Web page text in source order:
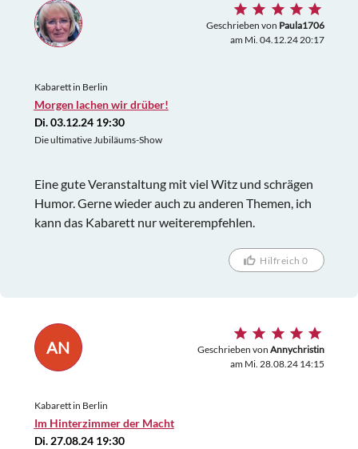
Geschrieben von Paula1706
am Mi. 04.12.24 20:17
Kabarett in Berlin
Morgen lachen wir drüber!
Di. 03.12.24 19:30
Die ultimative Jubiläums-Show
Eine gute Veranstaltung mit viel Witz und schrägen
Humor. Gerne wieder auch zu anderen Themen, ich
kann das Kabarett nur weiterempfehlen.
Hilfreich 0
AN Geschrieben von Annychristin
am Mi. 28.08.24 14:15
Kabarett in Berlin
Im Hinterzimmer der Macht
Di. 27.08.24 19:30